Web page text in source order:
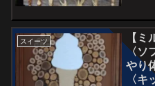
スイーツ
【
〈ソ
やり
〈